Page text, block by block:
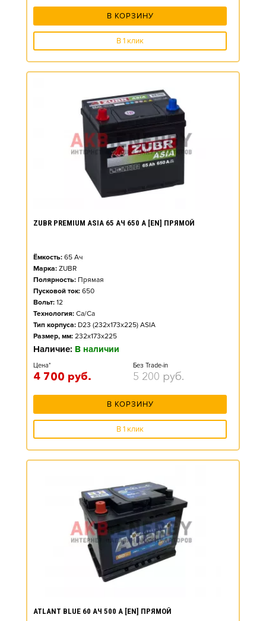
В КОРЗИНУ
В 1 клик
ZUBR PREMIUM ASIA 65 АЧ 650 А [EN] ПРЯМОЙ
Ёмкость: 65 Ач
Марка: ZUBR
Полярность: Прямая
Пусковой ток: 650
Вольт: 12
Технология: Ca/Ca
Тип корпуса: D23 (232x173x225) ASIA
Размер, мм: 232x173x225
Наличие: В наличии
Цена*
4 700 руб.
Без Trade-in
5 200 руб.
В КОРЗИНУ
В 1 клик
ATLANT BLUE 60 АЧ 500 А [EN] ПРЯМОЙ